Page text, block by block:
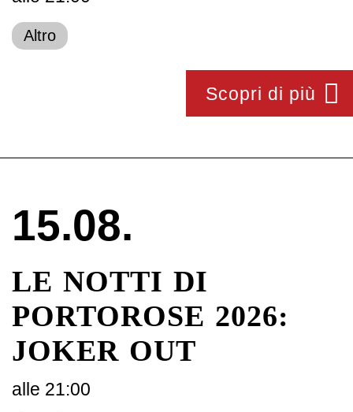
Altro
Scopri di più
15.08.
LE NOTTI DI
PORTOROSE 2026:
JOKER OUT
alle 21:00